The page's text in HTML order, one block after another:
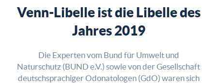
Venn-Libelle ist die Libelle des
Jahres 2019
Die Experten vom Bund für Umwelt und
Naturschutz (BUND e.V.) sowie von der Gesellschaft
deutschsprachiger Odonatologen (GdO) waren sich